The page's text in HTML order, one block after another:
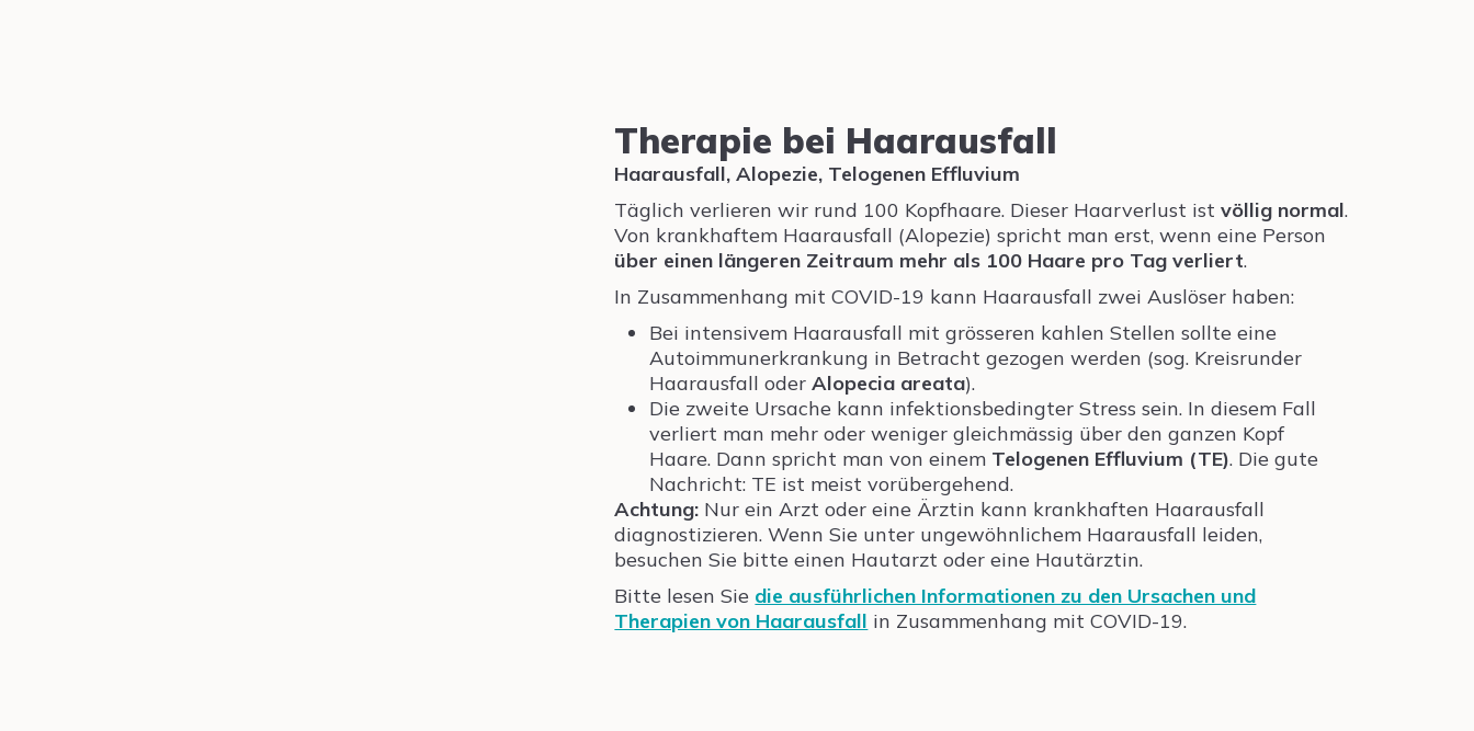
Therapie bei Haarausfall
Haarausfall, Alopezie, Telogenen Effluvium
Täglich verlieren wir rund 100 Kopfhaare. Dieser Haarverlust istvöllig normal.
Von krankhaftem Haarausfall (Alopezie) spricht man erst, wenn eine Person
über einen längeren Zeitraum mehr als 100 Haare pro Tag verliert.
In Zusammenhang mit COVID-19 kann Haarausfall zwei Auslöser haben:
Bei intensivem Haarausfall mit grösseren kahlen Stellen sollte eine
Autoimmunerkrankung in Betracht gezogen werden (sog. Kreisrunder
Haarausfall oder Alopecia areata).
Die zweite Ursache kann infektionsbedingter Stress sein. In diesem Fall
verliert man mehr oder weniger gleichmässig über den ganzen Kopf
Haare. Dann spricht man von einem Telogenen Effluvium (TE). Die gute
Nachricht: TE ist meist vorübergehend.
Achtung: Nur ein Arzt oder eine Ärztin kann krankhaften Haarausfall
diagnostizieren. Wenn Sie unter ungewöhnlichem Haarausfall leiden,
besuchen Sie bitte einen Hautarzt oder eine Hautärztin.
Bitte lesen Sie die ausführlichen Informationen zu den Ursachen und
Therapien von Haarausfall in Zusammenhang mit COVID-19.